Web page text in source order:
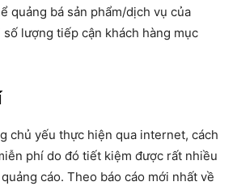
quảng bá sản phẩm/dịch vụ của
lượng tiếp cận khách hàng mục
chủ yếu thực hiện qua internet, cách
phí do đó tiết kiệm được rất nhiều
cáo. Theo báo cáo mới nhất về